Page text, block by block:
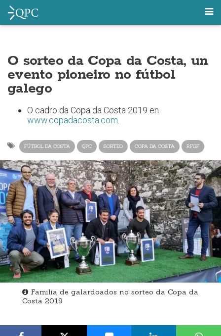
O sorteo da Copa da Costa, un
evento pioneiro no fútbol
galego
O cadro da Copa da Costa 2019 en
www.copadacosta.com
FÚTBOL DA COSTA QPC SORTEO COPA DA COSTA RFGF
Familia de galardoados no sorteo da Copa da
Costa 2019